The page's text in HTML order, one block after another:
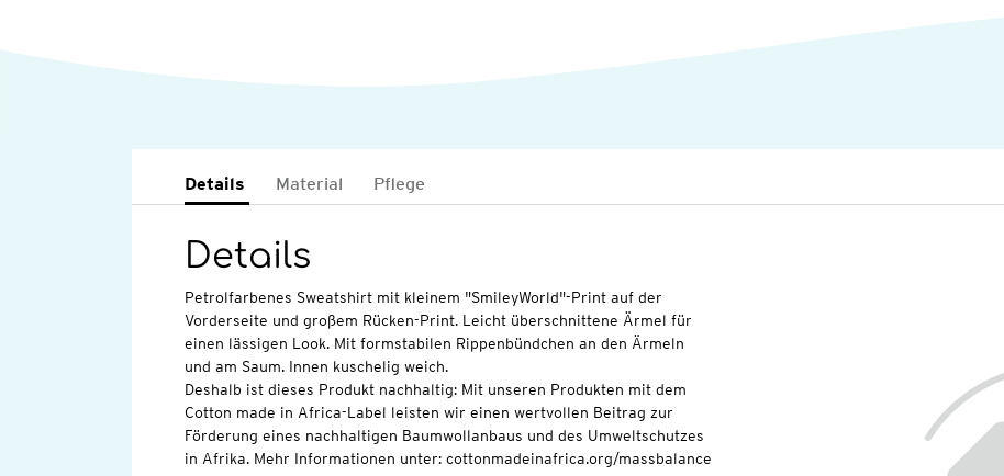
Details Material Pflege
Details
Petrolfarbenes Sweatshirt mit kleinem "SmileyWorld"-Print auf der
Vorderseite und großem Rücken-Print. Leicht überschnittene Ärmel für
einen lässigen Look. Mit formstabilen Rippenbündchen an den Ärmeln
und am Saum. Innen kuschelig weich.
Deshalb ist dieses Produkt nachhaltig: Mit unseren Produkten mit dem
Cotton made in Africa-Label leisten wir einen wertvollen Beitrag zur
Förderung eines nachhaltigen Baumwollanbaus und des Umweltschutzes
in Afrika. Mehr Informationen unter: cottonmadeinafrica.org/massbalance